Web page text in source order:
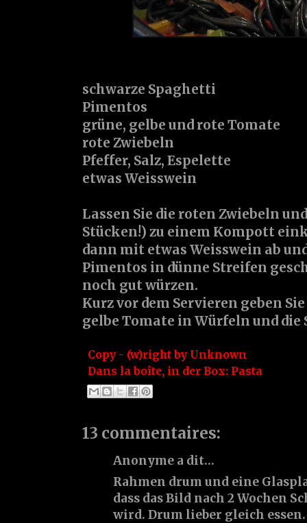
schwarze Spaghetti
Pimentos
grüne, gelbe und rote Tomate
rote Zwiebeln
Pfeffer, Salz, Espelette
etwas Weisswein
Lassen Sie die roten Zwiebeln
Stücken!) zu einem Kompott
dann mit etwas Weisswein ab
Pimentos in dünne Streifen
noch gut würzen.
Kurz vor dem Servieren geben
gelbe Tomate in Würfeln und die
Copy - (w)right by Unknown
Dans la boîte, in der Box: Pasta
13 commentaires:
Anonyme a dit…
Rahmen drum und eine
dass das Bild nach 2 Wochen
wird. Drum lieber gleich essen.